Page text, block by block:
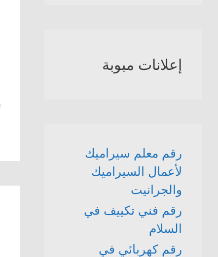
إعلانات مبوبة
رقم معلم سيراميك
لأعمال السيراميك
والجرانيت
رقم فني تكييف في
السلام
رقم كهربائي في